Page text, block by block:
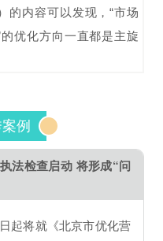
的内容可以发现，“市场
优化方向一直都是主旋
例
法检查启动 将形成“问
起将就《北京市优化营